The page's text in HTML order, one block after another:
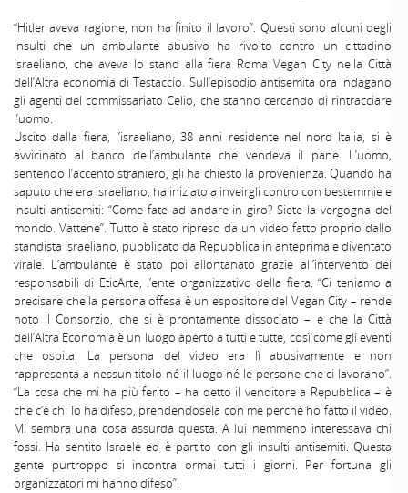
“Hitler aveva ragione, non ha finito il lavoro”. Questi sono alcuni degli
insulti che un ambulante abusivo ha rivolto contro un cittadino
israeliano, che aveva lo stand alla fiera Roma Vegan City nella Città
dell’Altra economia di Testaccio. Sull’episodio antisemita ora indagano
gli agenti del commissariato Celio, che stanno cercando di rintracciare
l’uomo.
Uscito dalla fiera, l’israeliano, 38 anni residente nel nord Italia, si è
avvicinato al banco dell’ambulante che vendeva il pane. L’uomo,
sentendo l’accento straniero, gli ha chiesto la provenienza. Quando ha
saputo che era israeliano, ha iniziato a inveirgli contro con bestemmie e
insulti antisemiti: “Come fate ad andare in giro? Siete la vergogna del
mondo. Vattene”. Tutto è stato ripreso da un video fatto proprio dallo
standista israeliano, pubblicato da Repubblica in anteprima e diventato
virale. L’ambulante è stato poi allontanato grazie all’intervento dei
responsabili di EticArte, l’ente organizzativo della fiera. “Ci teniamo a
precisare che la persona offesa è un espositore del Vegan City – rende
noto il Consorzio, che si è prontamente dissociato – e che la Città
dell’Altra Economia è un luogo aperto a tutti e tutte, così come gli eventi
che ospita. La persona del video era lì abusivamente e non
rappresenta a nessun titolo né il luogo né le persone che ci lavorano”.
“La cosa che mi ha più ferito – ha detto il venditore a Repubblica – è
che c’è chi lo ha difeso, prendendosela con me perché ho fatto il video.
Mi sembra una cosa assurda questa. A lui nemmeno interessava chi
fossi. Ha sentito Israele ed è partito con gli insulti antisemiti. Questa
gente purtroppo si incontra ormai tutti i giorni. Per fortuna gli
organizzatori mi hanno difeso”.